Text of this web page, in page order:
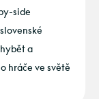
side
a
hráče ve světě